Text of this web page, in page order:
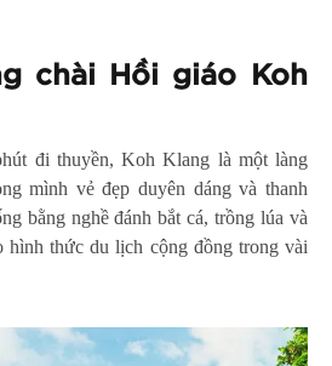
chài Hồi giáo Koh
đi thuyền, Koh Klang là một làng
mình vẻ đẹp duyên dáng và thanh
bằng nghề đánh bắt cá, trồng lúa và
hình thức du lịch cộng đồng trong vài